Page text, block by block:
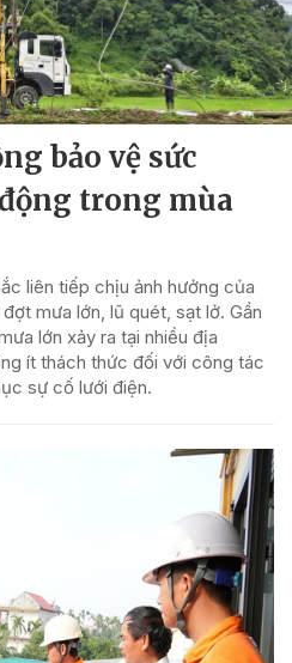
bảo vệ sức
trong mùa
liên tiếp chịu ảnh hưởng của
mưa lớn, lũ quét, sạt lở. Gần
lớn xảy ra tại nhiều địa
ít thách thức đối với công tác
sự cố lưới điện.